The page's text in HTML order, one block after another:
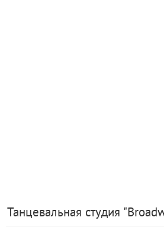
Танцевальная студия